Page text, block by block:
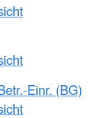
Einr. (BG)